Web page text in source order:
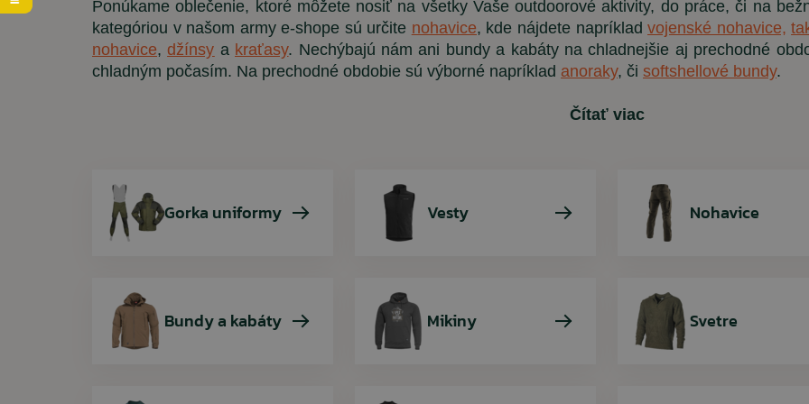
Svetre
Taktické vesty
Detské oblečenie
digital
Pracovná obuv
Gumáky a gumené čižmy
Ponožky
Dámske bundy
Dámske tričká
Dámske
Cestovné tašky
Kresadlá a zapaľovače
Potravinové dávky MRE
Trekingové palice
Chrániče kolien
Rinokor
5,90 €
olive
77,80 €
Ponúkame oblečenie, ktoré môžete nosiť na všetky Vaše outdoorové aktivity, do práce, či na
kategóriou v našom army e-shope sú určite nohavice, kde nájdete napríkladvojenské nohavice,
nohavice,džínsy a kraťasy. Nechýbajú nám ani bundy a kabáty na chladnejšie aj prechodné
chladným počasím. Na prechodné obdobie sú výborné napríklad anoraky, či softshellové bundy.
Čítať viac
Gorka uniformy Vesty Nohavice
Bundy a kabáty Mikiny Svetre